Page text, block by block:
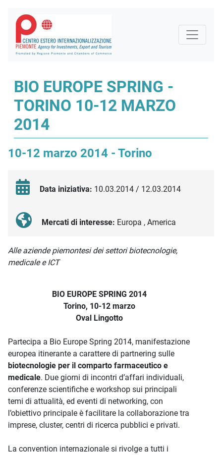
BIO EUROPE SPRING -
TORINO 10-12 MARZO
2014
10-12 marzo 2014 - Torino
Data iniziativa: 10.03.2014 / 12.03.2014
Mercati di interesse: Europa , America
Descrizione iniziativa
Alle aziende piemontesi dei settori biotecnologie,
medicale e ICT
BIO EUROPE SPRING 2014
Torino, 10-12 marzo
Oval Lingotto
Partecipa a Bio Europe Spring 2014, manifestazione
europea itinerante a carattere di partnering sulle
biotecnologie per il comparto farmaceutico e
medicale. Due giorni di incontri d’affari individuali,
conferenze scientifiche e workshop sui principali
temi di attualità, ed eventi di networking, con
l’obiettivo principale è facilitare la collaborazione tra
imprese, cluster, centri di ricerca pubblici e privati.
La convention internazionale si rivolge a tutti i